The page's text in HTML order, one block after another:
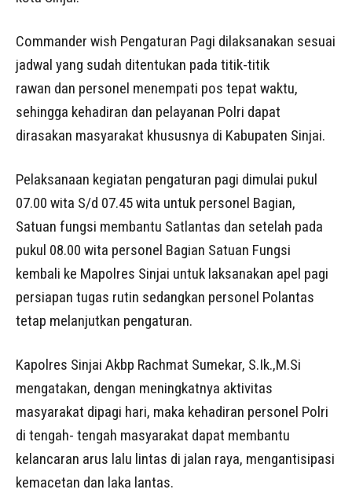
Commander wish Pengaturan Pagi dilaksanakan sesuai
jadwal yang sudah ditentukan pada titik-titik
rawan dan personel menempati pos tepat waktu,
sehingga kehadiran dan pelayanan Polri dapat
dirasakan masyarakat khususnya di Kabupaten Sinjai.
Pelaksanaan kegiatan pengaturan pagi dimulai pukul
07.00 wita S/d 07.45 wita untuk personel Bagian,
Satuan fungsi membantu Satlantas dan setelah pada
pukul 08.00 wita personel Bagian Satuan Fungsi
kembali ke Mapolres Sinjai untuk laksanakan apel pagi
persiapan tugas rutin sedangkan personel Polantas
tetap melanjutkan pengaturan.
Kapolres Sinjai Akbp Rachmat Sumekar, S.Ik.,M.Si
mengatakan, dengan meningkatnya aktivitas
masyarakat dipagi hari, maka kehadiran personel Polri
di tengah- tengah masyarakat dapat membantu
kelancaran arus lalu lintas di jalan raya, mengantisipasi
kemacetan dan laka lantas.